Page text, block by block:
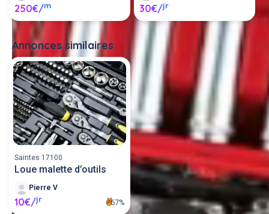
250€/m 30€/jr
Annonces similaires Tout voir
Saintes 17100
Loue malette d’outils
Pierre V
10€/jr 67%